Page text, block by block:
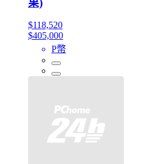
$118,520
$405,000
P幣